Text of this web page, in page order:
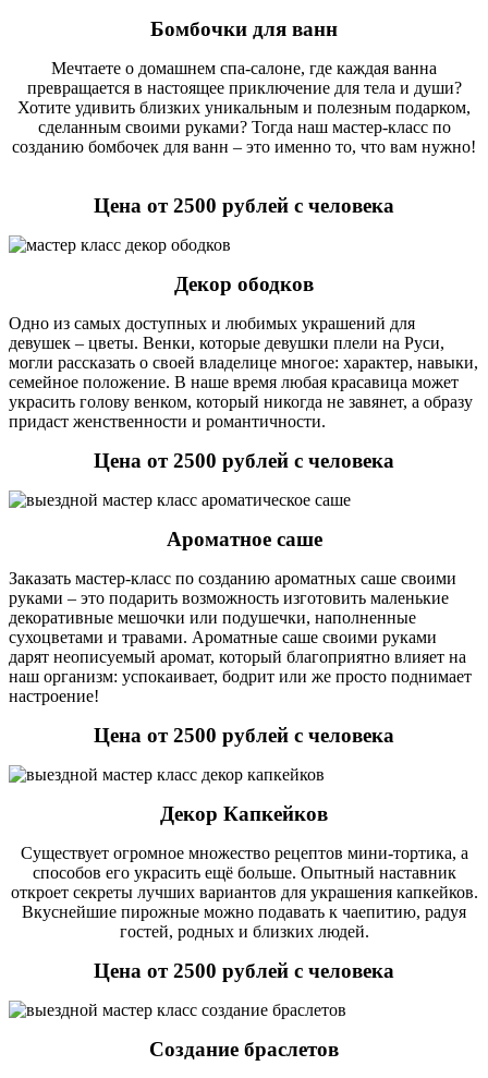
Бомбочки для ванн
Мечтаете о домашнем спа-салоне, где каждая ванна
превращается в настоящее приключение для тела и души?
Хотите удивить близких уникальным и полезным подарком,
сделанным своими руками? Тогда наш мастер-класс по
созданию бомбочек для ванн – это именно то, что вам нужно!
Цена от 2500 рублей с человека
Декор ободков
Одно из самых доступных и любимых украшений для
девушек – цветы. Венки, которые девушки плели на Руси,
могли рассказать о своей владелице многое: характер, навыки,
семейное положение. В наше время любая красавица может
украсить голову венком, который никогда не завянет, а образу
придаст женственности и романтичности.
Цена от 2500 рублей с человека
Ароматное саше
Заказать мастер-класс по созданию ароматных саше своими
руками – это подарить возможность изготовить маленькие
декоративные мешочки или подушечки, наполненные
сухоцветами и травами. Ароматные саше своими руками
дарят неописуемый аромат, который благоприятно влияет на
наш организм: успокаивает, бодрит или же просто поднимает
настроение!
Цена от 2500 рублей с человека
Декор Капкейков
Существует огромное множество рецептов мини-тортика, а
способов его украсить ещё больше. Опытный наставник
откроет секреты лучших вариантов для украшения капкейков.
Вкуснейшие пирожные можно подавать к чаепитию, радуя
гостей, родных и близких людей.
Цена от 2500 рублей с человека
Создание браслетов